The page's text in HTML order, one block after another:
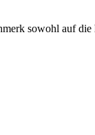
sowohl auf